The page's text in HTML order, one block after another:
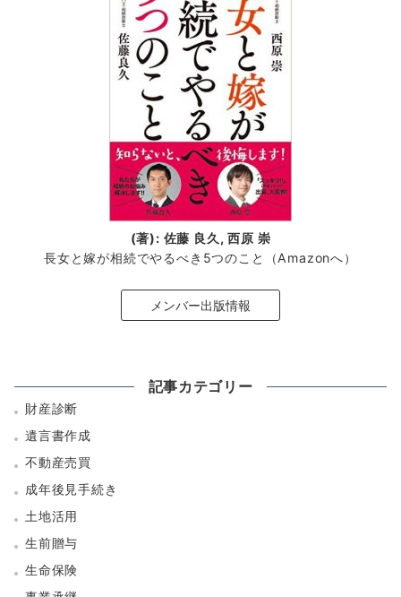
(著): 佐藤 良久, 西原 崇
長女と嫁が相続でやるべき5つのこと（Amazonへ）
メンバー出版情報
記事カテゴリー
財産診断
遺言書作成
不動産売買
成年後見手続き
土地活用
生前贈与
生命保険